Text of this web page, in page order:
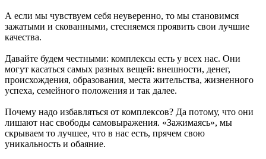
А если мы чувствуем себя неуверенно, то мы становимся
зажатыми и скованными, стесняемся проявить свои лучшие
качества.
Давайте будем честными: комплексы есть у всех нас. Они
могут касаться самых разных вещей: внешности, денег,
происхождения, образования, места жительства, жизненного
успеха, семейного положения и так далее.
Почему надо избавляться от комплексов? Да потому, что они
лишают нас свободы самовыражения. «Зажимаясь», мы
скрываем то лучшее, что в нас есть, прячем свою
уникальность и обаяние.